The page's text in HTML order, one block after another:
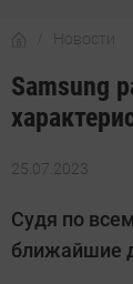
Новости
Samsung
25.07.2023
Автор:
Довлатова
Судя по
ближайшие